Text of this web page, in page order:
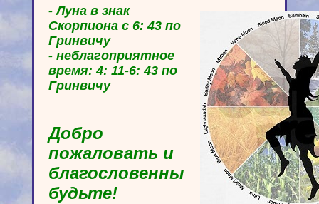
- Луна в знак
Скорпиона с 6: 43 по
Гринвичу
- неблагоприятное
время: 4: 11-6: 43 по
Гринвичу
Добро
пожаловать и
благословенны
будьте!